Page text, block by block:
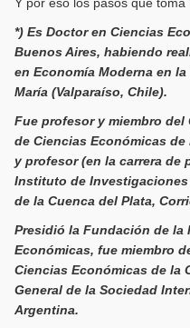
*) Es Doctor en Ciencias
Buenos Aires, habiendo
en Economía Moderna en
María (Valparaíso, Chile).
Fue profesor y miembro
de Ciencias Económicas
y profesor (en la carrera de
Instituto de
de la Cuenca del Plata,
Presidió la Fundación de la
Económicas, fue miembro
Ciencias Económicas de la
General de la Sociedad
Argentina.